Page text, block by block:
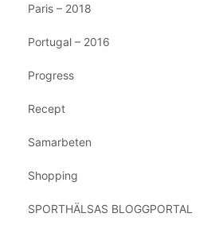
Paris – 2018
Portugal – 2016
Progress
Recept
Samarbeten
Shopping
SPORTHÄLSAS BLOGGPORTAL